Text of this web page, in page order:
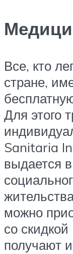
Все, кто
стране,
Для этого
Sanitaria
выдается
можно
со
получают